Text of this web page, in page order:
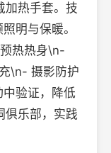
加热手套。技
明与保暖。
热热身\n-
\n- 摄影防护
验证，降低
俱乐部，实践